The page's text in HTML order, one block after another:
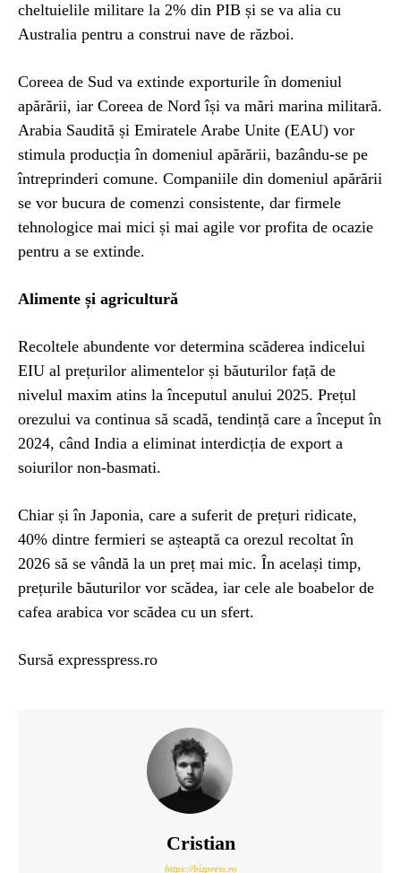
cheltuielile militare la 2% din PIB și se va alia cu
Australia pentru a construi nave de război.
Coreea de Sud va extinde exporturile în domeniul
apărării, iar Coreea de Nord își va mări marina militară.
Arabia Saudită și Emiratele Arabe Unite (EAU) vor
stimula producția în domeniul apărării, bazându-se pe
întreprinderi comune. Companiile din domeniul apărării
se vor bucura de comenzi consistente, dar firmele
tehnologice mai mici și mai agile vor profita de ocazie
pentru a se extinde.
Alimente și agricultură
Recoltele abundente vor determina scăderea indicelui
EIU al prețurilor alimentelor și băuturilor față de
nivelul maxim atins la începutul anului 2025. Prețul
orezului va continua să scadă, tendință care a început în
2024, când India a eliminat interdicția de export a
soiurilor non-basmati.
Chiar și în Japonia, care a suferit de prețuri ridicate,
40% dintre fermieri se așteaptă ca orezul recoltat în
2026 să se vândă la un preț mai mic. În același timp,
prețurile băuturilor vor scădea, iar cele ale boabelor de
cafea arabica vor scădea cu un sfert.
Sursă expresspress.ro
Cristian
https://bizpress.ro